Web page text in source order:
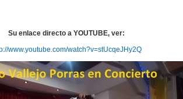
Su enlace directo a YOUTUBE, ver:
www.youtube.com/watch?v=stUcqeJHy2Q